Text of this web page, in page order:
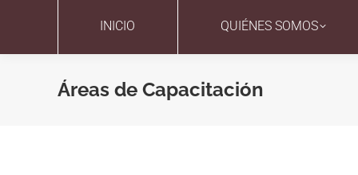
INICIO QUIÉNES SOMOS
Áreas de Capacitación